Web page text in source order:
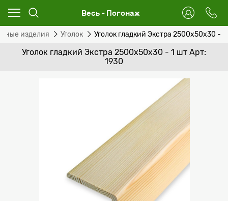
Весь - Погонаж
изделия Уголок Уголок гладкий Экстра 2500x50x30 - 1
Уголок гладкий Экстра 2500x50x30 - 1 шт Арт:
1930